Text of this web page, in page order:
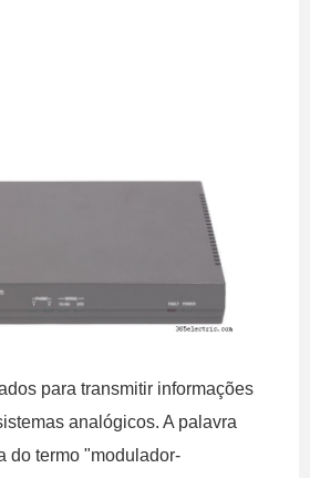
​​para transmitir informações
analógicos. A palavra
do termo "modulador-